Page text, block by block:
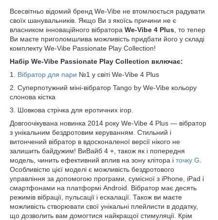
Всесвітньо відомий бренд We-Vibe не втомлюється радувати
своїх шанувальників. Якщо Ви з якоїсь причини не є
власником інноваційного вібратора We-Vibe 4 Plus , то тепер
Ви маєте приголомшлива можливість придбати його у складі
комплекту We-Vibe Passionate Play Collection!
Набір We-Vibe Passionate Play Collection включає:
1. Вібратор для пари №1 у світі We-Vibe 4 Plus
2. Суперпотужний міні-вібратор Tango by We-Vibe кольору
слонова кістка
3. Шовкова стрічка для еротичних ігор.
Довгоочікувана новинка 2014 року We-Vibe 4 Plus ― вібратор
з унікальним бездротовим керуванням. Стильний і
витончений вібратор в вдосконаленої версії нікого не
залишить байдужим! ВиВайб 4 +, також як і попередня
модель, чинить ефективний вплив на зону клітора і точку G
Особливістю цієї моделі є можливість бездротового
управління за допомогою програми, сумісної з iPhone, iPad і
смартфонами на платформі Android. Вібратор має десять
режимів вібрації, пульсації і ескалації. Також ви маєте
можливість створювати свої унікальні плейлисти в додатку,
що дозволить вам домогтися найкращої стимуляції. Крім